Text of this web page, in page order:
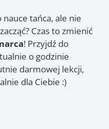
nauce tańca, ale nie
Czas to zmienić
! Przyjdź do
o godzinie
darmowej lekcji,
dla Ciebie :)